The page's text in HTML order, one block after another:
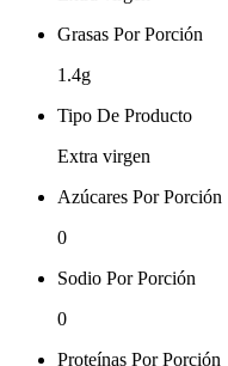
Grasas Por Porción
1.4g
Tipo De Producto
Extra virgen
Azúcares Por Porción
0
Sodio Por Porción
0
Proteínas Por Porción